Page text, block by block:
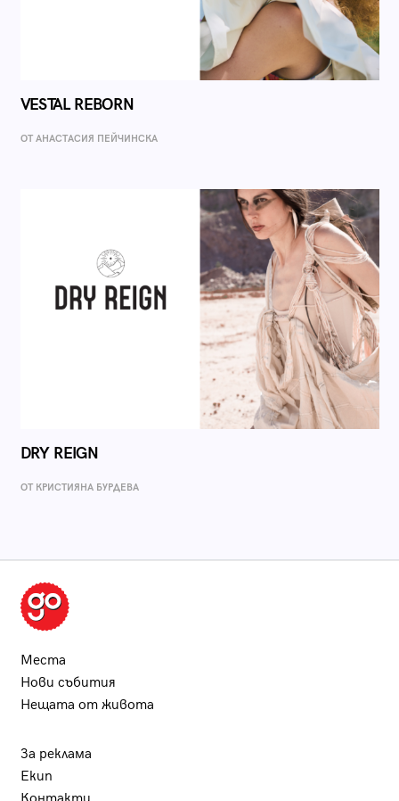
VESTAL REBORN
ОТ AНАСТАСИЯ ПЕЙЧИНСКА
DRY REIGN
ОТ КРИСТИЯНА БУРДЕВА
Места
Нови събития
Нещата от живота
За реклама
Екип